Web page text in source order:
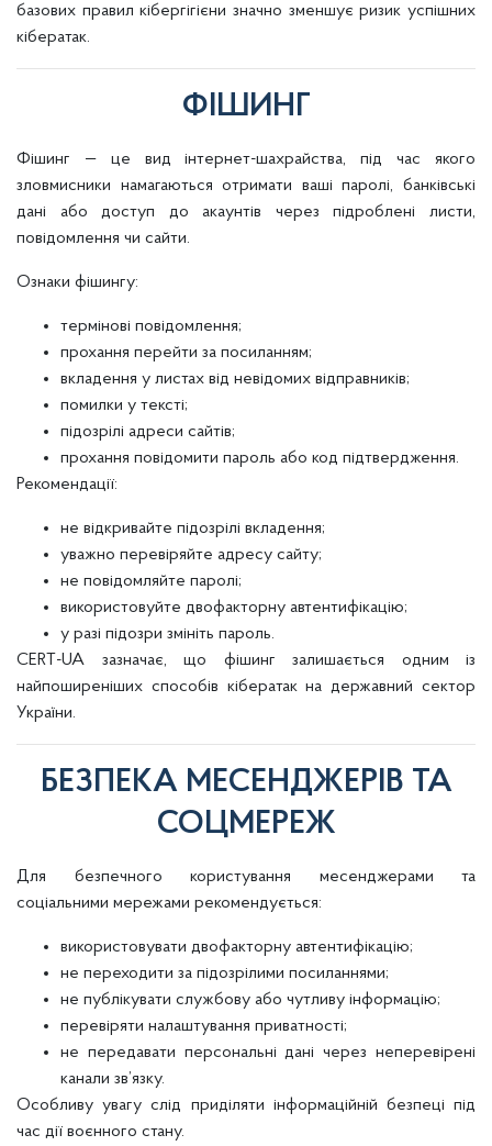
базових правил кібергігієни значно зменшує ризик успішних
кібератак.
ФІШИНГ
Фішинг — це вид інтернет-шахрайства, під час якого
зловмисники намагаються отримати ваші паролі, банківські
дані або доступ до акаунтів через підроблені листи,
повідомлення чи сайти.
Ознаки фішингу:
термінові повідомлення;
прохання перейти за посиланням;
вкладення у листах від невідомих відправників;
помилки у тексті;
підозрілі адреси сайтів;
прохання повідомити пароль або код підтвердження.
Рекомендації:
не відкривайте підозрілі вкладення;
уважно перевіряйте адресу сайту;
не повідомляйте паролі;
використовуйте двофакторну автентифікацію;
у разі підозри змініть пароль.
CERT-UA зазначає, що фішинг залишається одним із
найпоширеніших способів кібератак на державний сектор
України.
БЕЗПЕКА МЕСЕНДЖЕРІВ ТА
СОЦМЕРЕЖ
Для безпечного користування месенджерами та
соціальними мережами рекомендується:
використовувати двофакторну автентифікацію;
не переходити за підозрілими посиланнями;
не публікувати службову або чутливу інформацію;
перевіряти налаштування приватності;
не передавати персональні дані через неперевірені
канали зв’язку.
Особливу увагу слід приділяти інформаційній безпеці під
час дії воєнного стану.